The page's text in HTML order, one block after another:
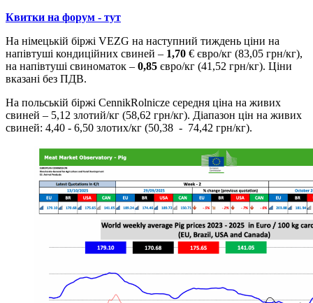
Квитки на форум - тут
На німецькій біржі VEZG на наступний тиждень ціни на
напівтуші кондиційних свиней – 1,70 € євро/кг (83,05 грн/кг),
на напівтуші свиноматок – 0,85 євро/кг (41,52 грн/кг). Ціни
вказані без ПДВ.
На польській біржі CennikRolnicze середня ціна на живих
свиней – 5,12 злотий/кг (58,62 грн/кг). Діапазон цін на живих
свиней: 4,40 - 6,50 злотих/кг (50,38 - 74,42 грн/кг).